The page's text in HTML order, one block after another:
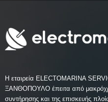
Η εταιρεία ELECTOMARINA
ΞΑΝΘΟΠΟΥΛΟ έπειτα από
συντήρησης και της επισκευής